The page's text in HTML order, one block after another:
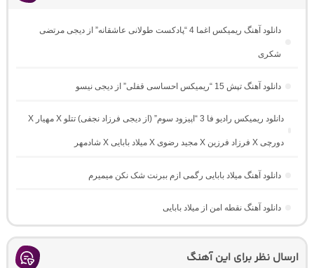
دانلود آهنگ ریمیکس اغما 4 “پادکست طولانی عاشقانه” از دیجی مرتضی
شکری
دانلود آهنگ تپش 15 “ریمیکس احساسی قفلی” از دیجی نیسو
دانلود ریمیکس رادیو فا 3 “اپیزود سوم” (از دیجی فرزاد نجفی) تتلو X مهیار X
دورچی X فرزاد فرزین X مجید رضوی X میلاد بابایی X شادمهر
دانلود آهنگ میلاد بابایی رگمی ازم ببرنت شک نکن میمیرم
دانلود آهنگ نقطه امن از میلاد بابایی
ارسال نظر برای این آهنگ